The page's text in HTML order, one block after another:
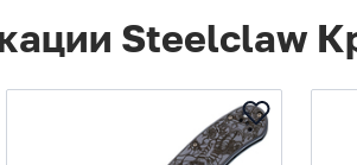
Steelclaw